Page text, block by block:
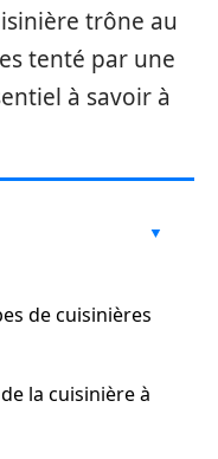
trône au
tenté par une
à savoir à
de cuisinières
la cuisinière à